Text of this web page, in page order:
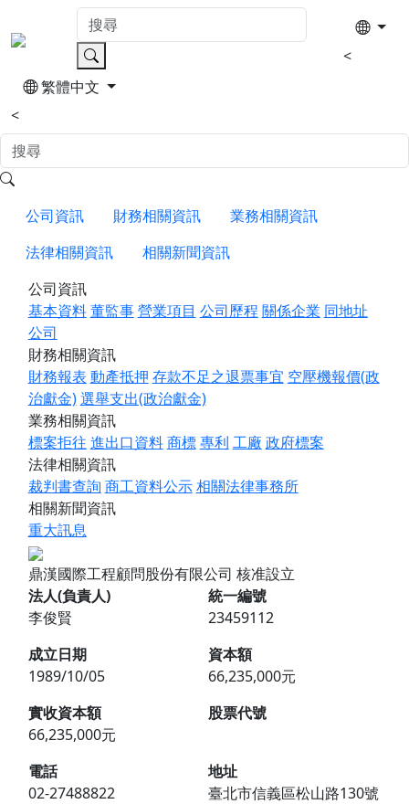
<
繁體中文
<
公司資訊 財務相關資訊
業務相關資訊
法律相關資訊
相關新聞資訊
公司資訊
基本資料董監事營業項目 公司歷程 關係企業 同地址
公司
財務相關資訊
財務報表 動產抵押 存款不足之退票事宜 空壓機報價(政
治獻金)選舉支出(政治獻金)
業務相關資訊
標案拒往 進出口資料商標專利 工廠 政府標案
法律相關資訊
裁判書查詢 商工資料公示相關法律事務所
相關新聞資訊
重大訊息
鼎漢國際工程顧問股份有限公司 核准設立
法人(負責人)
李俊賢
統一編號
23459112
成立日期
1989/10/05
資本額
66,235,000元
實收資本額
66,235,000元
股票代號
電話
02-27488822
地址
臺北市信義區松山路130號